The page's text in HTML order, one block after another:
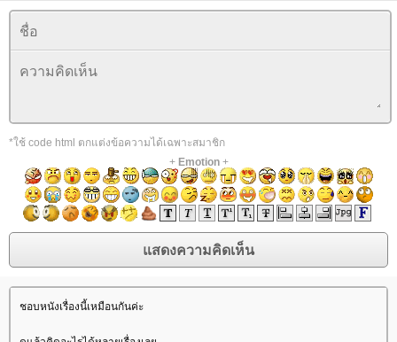
*ใช้ code html ตกแต่งข้อความได้เฉพาะสมาชิก
+ Emotion+
ชอบหนังเรื่องนี้เหมือนกันค่ะ